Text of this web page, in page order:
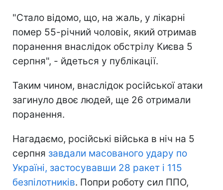
"Стало відомо, що, на жаль, у лікарні
помер 55-річний чоловік, який отримав
поранення внаслідок обстрілу Києва 5
серпня", - йдеться у публікації.
Таким чином, внаслідок російської атаки
загинуло двоє людей, ще 26 отримали
поранення.
Нагадаємо, російські війська в ніч на 5
серпня завдали масованого удару по
Україні, застосувавши 28 ракет і 115
безпілотників. Попри роботу сил ППО,